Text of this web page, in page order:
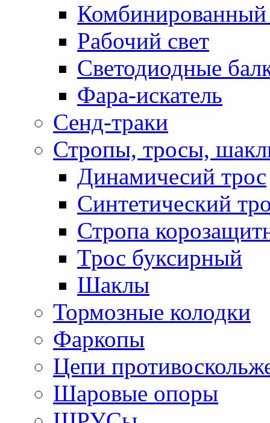
Комбинированный
Рабочий свет
Светодиодные
Фара-искатель
Сенд-траки
Стропы, тросы,
Динамичесий трос
Синтетический
Стропа
Трос буксирный
Шаклы
Тормозные колодки
Фаркопы
Цепи
Шаровые опоры